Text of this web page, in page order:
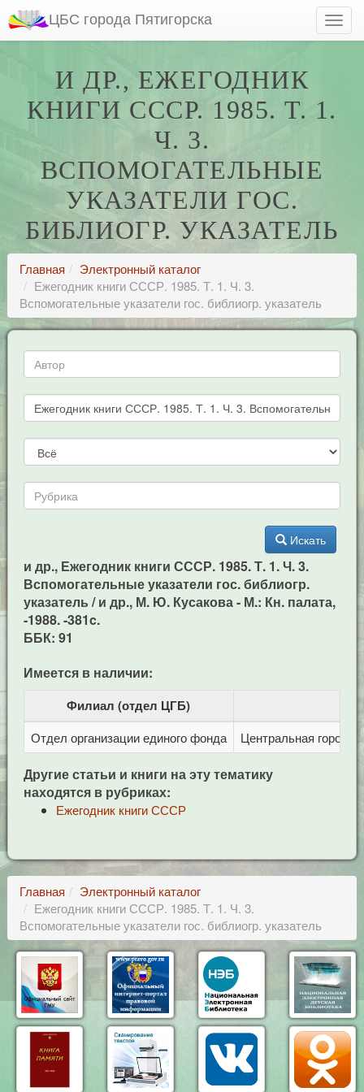
ЦБС города Пятигорска
И ДР., ЕЖЕГОДНИК
КНИГИ СССР. 1985. Т. 1.
Ч. 3.
ВСПОМОГАТЕЛЬНЫЕ
УКАЗАТЕЛИ ГОС.
БИБЛИОГР. УКАЗАТЕЛЬ
Главная
Электронный каталог
Ежегодник книги СССР. 1985. Т. 1. Ч. 3.
Вспомогательные указатели гос. библиогр. указатель
Искать
и др., Ежегодник книги СССР. 1985. Т. 1. Ч. 3.
Вспомогательные указатели гос. библиогр.
указатель / и др., М. Ю. Кусакова - М.: Кн. палата,
-1988. -381c.
ББК: 91
Имеется в наличии:
Филиал (отдел ЦГБ)
Отдел организации единого фонда Центральная
Другие статьи и книги на эту тематику
находятся в рубриках:
Ежегодник книги СССР
Главная
Электронный каталог
Ежегодник книги СССР. 1985. Т. 1. Ч. 3.
Вспомогательные указатели гос. библиогр. указатель